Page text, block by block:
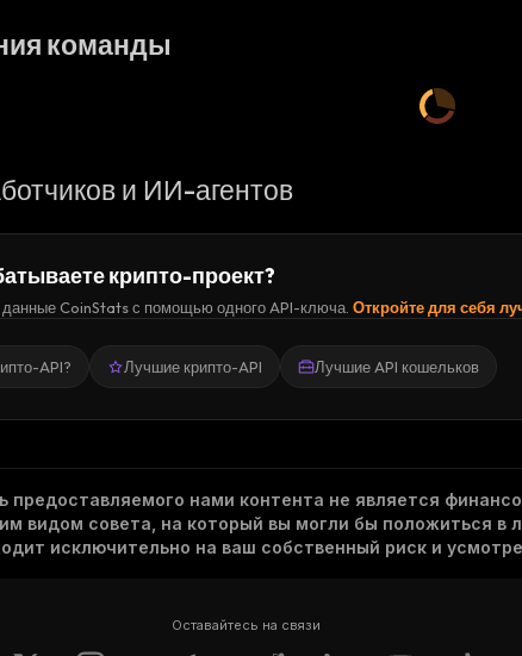
команды
и ИИ-агентов
крипто-проект?
данные CoinStats с помощью одного API-ключа. Откройте для себя
API? Лучшие крипто-API Лучшие API кошельков
предоставляемого нами контента не является
видом совета, на который вы могли бы положиться в
исключительно на ваш собственный риск и
Оставайтесь на связи